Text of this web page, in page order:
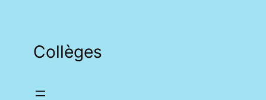
Collèges